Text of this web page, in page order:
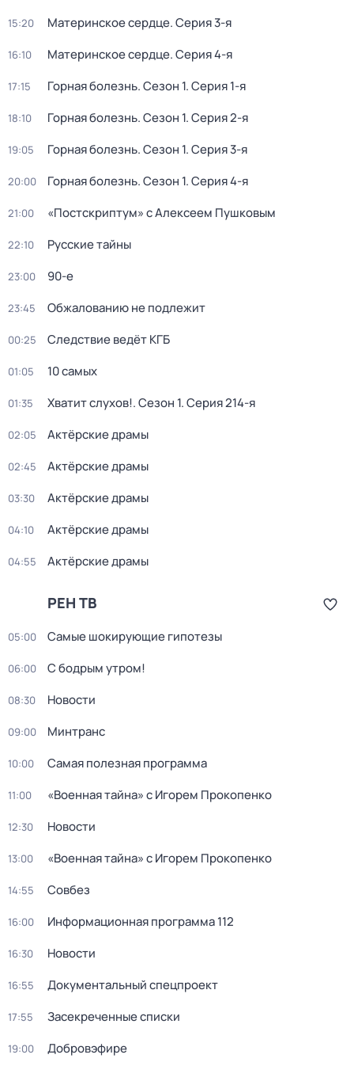
15:20 Материнское сердце. Серия 3-я
16:10 Материнское сердце. Серия 4-я
17:15 Горная болезнь. Сезон 1. Серия 1-я
18:10 Горная болезнь. Сезон 1. Серия 2-я
19:05 Горная болезнь. Сезон 1. Серия 3-я
20:00 Горная болезнь. Сезон 1. Серия 4-я
21:00 «Постскриптум» с Алексеем Пушковым
22:10 Русские тайны
23:00 90-е
23:45 Обжалованию не подлежит
00:25 Следствие ведёт КГБ
01:05 10 самых
01:35 Хватит слухов!. Сезон 1. Серия 214-я
02:05 Актёрские драмы
02:45 Актёрские драмы
03:30 Актёрские драмы
04:10 Актёрские драмы
04:55 Актёрские драмы
РЕН ТВ
05:00 Самые шoкиpующие гипотезы
06:00 С бодрым утром!
08:30 Новости
09:00 Минтранс
10:00 Самая полезная программа
11:00 «Военная тайна» с Игорем Прокопенко
12:30 Новости
13:00 «Военная тайна» с Игорем Прокопенко
14:55 Совбез
16:00 Информационная программа 112
16:30 Новости
16:55 Докyментальный cпецпроект
17:55 Заcекрeченные списки
19:00 Добровэфире